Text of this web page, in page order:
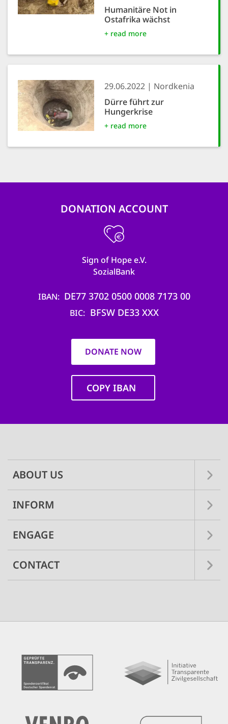
Humanitäre Not in
Ostafrika wächst
+ read more
29.06.2022
Nordkenia
Dürre führt zur
Hungerkrise
+ read more
DONATION ACCOUNT
Sign of Hope e.V.
SozialBank
IBAN DE77 3702 0500 0008 7173 00
BIC BFSW DE33 XXX
DONATE NOW
COPY IBAN
ABOUT US
INFORM
ENGAGE
CONTACT